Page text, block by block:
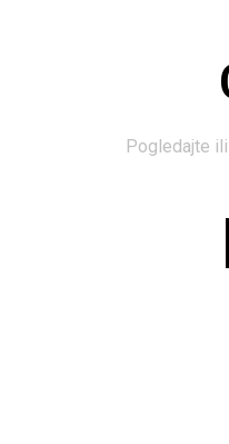
Pogledajte